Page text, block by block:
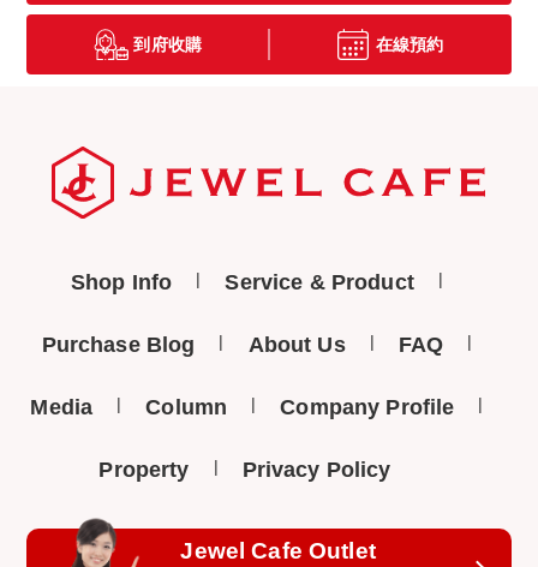
到府收購 在線預約
Shop Info Service & Product
Purchase Blog About Us FAQ
Media Column Company Profile
Property Privacy Policy
Jewel Cafe Outlet